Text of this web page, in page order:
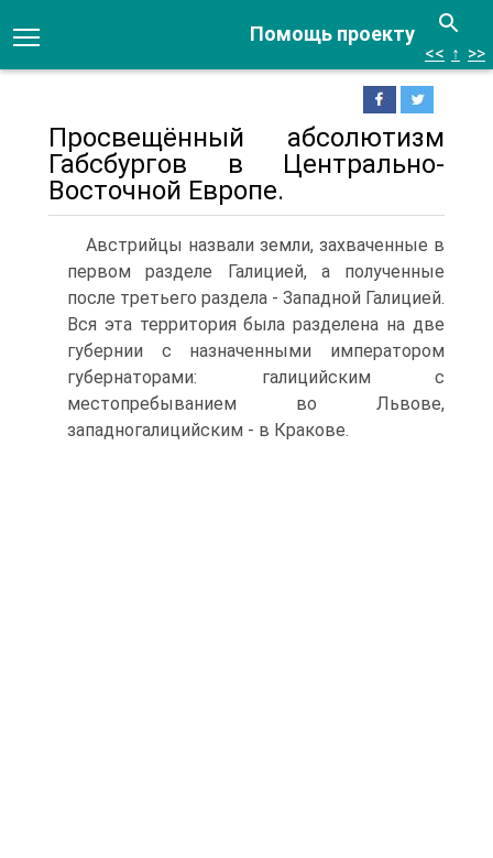
Помощь проекту
<< ↑ >>
Просвещённый абсолютизм
Габсбургов в Центрально-
Восточной Евро­пе.
Австрийцы назвали земли, захваченные в
первом разделе Галицией, а полу­ченные
после третьего раздела - Западной Галицией.
Вся эта территория была разделена на две
губернии с назначенными императором
губернаторами: гали­цийским с
местопребыванием во Львове,
западногалицийским - в Кракове.